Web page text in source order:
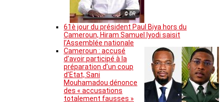
© DR
61è jour du président Paul Biya hors du
Cameroun, Hiram Samuel Iyodi saisit
l’Assemblée nationale
Cameroun : accusé
d’avoir participé à la
préparation d’un coup
d’Etat, Sani
Mouhamadou dénonce
des « accusations
totalement fausses »